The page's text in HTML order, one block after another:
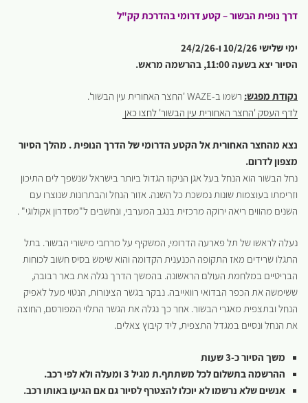
דרך נופית הבשור – קטע דרומי בהדרכת קק"ל
ימי שלישי 10/2/26 ו-24/2/26
הסיור יצא בשעה 11:00, בהרשמה מראש.
נקודת מפגש: רשמו ב-WAZE 'החצר האחורית עין הבשור'.
לדף העסק 'החצר האחורית עין הבשור' לחצו כאן
נצא מהחצר האחורית אל הקטע הדרומי של הדרך הנופית . מהלך הסיור
מצפון לדרום.
נחל הבשור הוא הנחל בעל אגן הניקוז הגדול ביותר בישראל שנשפך לים התיכון
וזרימתו בעוצמות שונות נמשכת כל השנה. אזור הנחל והבתרונות שנוצרו עם
השנים מהווים ריאה ירוקה מרכזית בנגב המערבי, ונחשבים ל"מסדרון אקולוגי" .
נעלה לראשו של תל פארעה הדרומי, המשקיף על מרחבי מישורי הבשור. בתל
התגלו שרידים מאז התקופה הכנענית הקדומה והוא שימש בסיס חשוב לכוחות
הבריטיים במלחמת העולם הראשונה. בהמשך הדרך נגלה את באר רבובה,
ששימשה את הכפר הבדואי רוואייבה. נבקר בגשר הצינורות, הנטוי מעל לאפיק
הנחל ובתצפית מאגרי הבשור. אחר כך נגלה את הגשר התלוי המפורסם, החוצה
את הנחל ונסיים במגדל התצפית, ליד קיבוץ צאלים.
משך הסיור כ-3 שעות
ההרשמה בתשלום לכל משתתף.ת מגיל 3 ומעלה ולא לפי רכב.
אנשים שלא נרשמו לא יוכלו להצטרף לסיור גם אם הגיעו באותו רכב.